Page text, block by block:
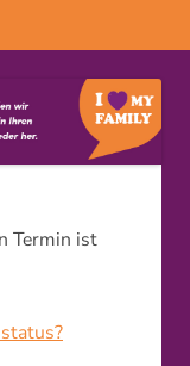
Termin ist